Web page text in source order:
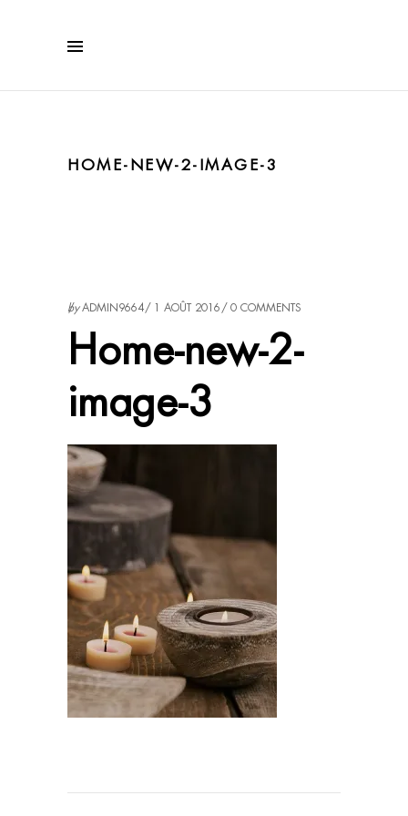
HOME-NEW-2-IMAGE-3
byADMIN9664 1 AOÛT 2016 0 COMMENTS
Home-new-2-
image-3